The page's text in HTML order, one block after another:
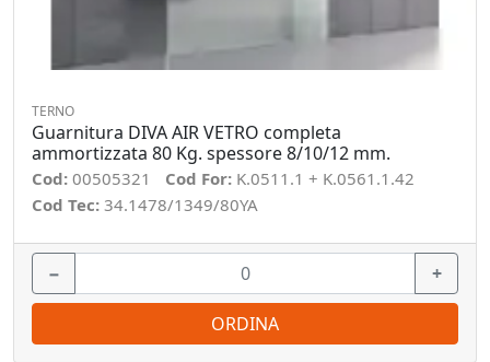
TERNO
Guarnitura DIVA AIR VETRO completa
ammortizzata 80 Kg. spessore 8/10/12 mm.
Cod: 00505321 Cod For: K.0511.1 + K.0561.1.42
Cod Tec: 34.1478/1349/80YA
− +
ORDINA